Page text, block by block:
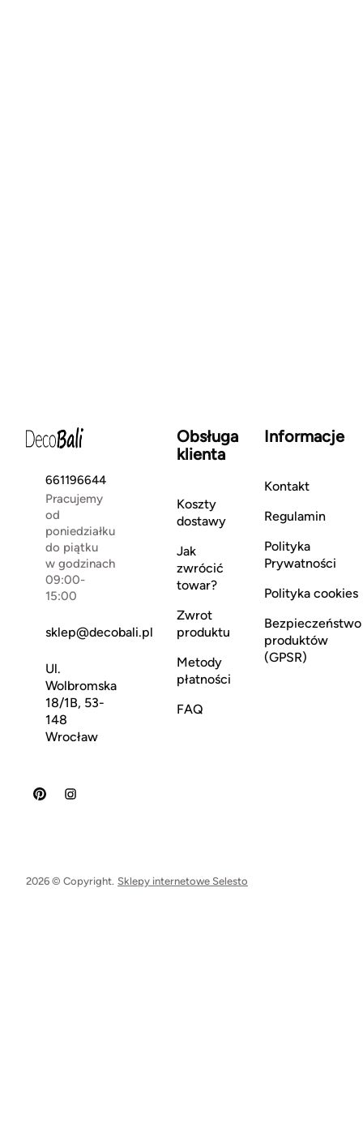
661196644
Pracujemy
od
poniedziałku
do piątku
w godzinach
09:00-
15:00
sklep@decobali.pl
Ul.
Wolbromska
18/1B, 53-
148
Wrocław
Obsługa
klienta
Koszty
dostawy
Jak
zwrócić
towar?
Zwrot
produktu
Metody
płatności
FAQ
Informacje
Kontakt
Regulamin
Polityka
Prywatności
Polityka cookies
Bezpieczeństwo
produktów
(GPSR)
2026 © Copyright. Sklepy internetowe Selesto